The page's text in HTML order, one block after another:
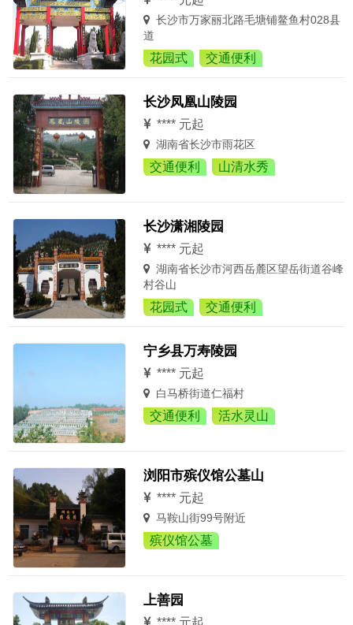
长沙市万家丽北路毛塘铺鳌鱼村028县
道
花园式 交通便利
长沙凤凰山陵园
**** 元起
湖南省长沙市雨花区
交通便利 山清水秀
长沙潇湘陵园
**** 元起
湖南省长沙市河西岳麓区望岳街道谷峰
村谷山
花园式 交通便利
宁乡县万寿陵园
**** 元起
白马桥街道仁福村
交通便利 活水灵山
浏阳市殡仪馆公墓山
**** 元起
马鞍山街99号附近
殡仪馆公墓
上善园
**** 元起